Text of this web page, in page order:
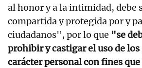
al honor y a la intimidad, debe
compartida y protegida por y
ciudadanos", por lo que "se
prohibir y castigar el uso de los
carácter personal con fines